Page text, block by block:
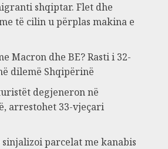
shqiptar. Flet dhe
të cilin u përplas makina e
Macron dhe BE? Rasti i 32-
dilemë Shqipërinë
degjeneron në
arrestohet 33-vjeçari
parcelat me kanabis